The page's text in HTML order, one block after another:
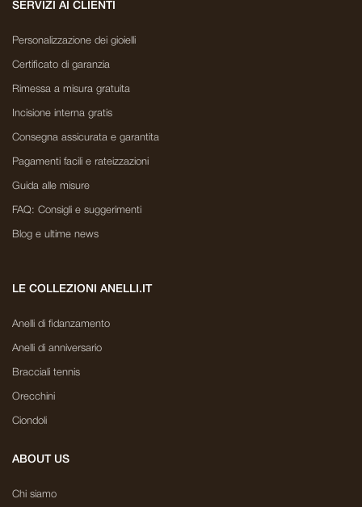
SERVIZI AI CLIENTI
Personalizzazione dei gioielli
Certificato di garanzia
Rimessa a misura gratuita
Incisione interna gratis
Consegna assicurata e garantita
Pagamenti facili e rateizzazioni
Guida alle misure
FAQ: Consigli e suggerimenti
Blog e ultime news
LE COLLEZIONI ANELLI.IT
Anelli di fidanzamento
Anelli di anniversario
Bracciali tennis
Orecchini
Ciondoli
ABOUT US
Chi siamo